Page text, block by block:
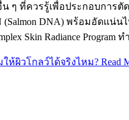
ๆ ที่ควรรู้เพื่อประกอบการตั
(Salmon DNA) พร้อมอัดแ
Skin Radiance Program
ให้ผิวโกลว์ได้จริงไหม? Read